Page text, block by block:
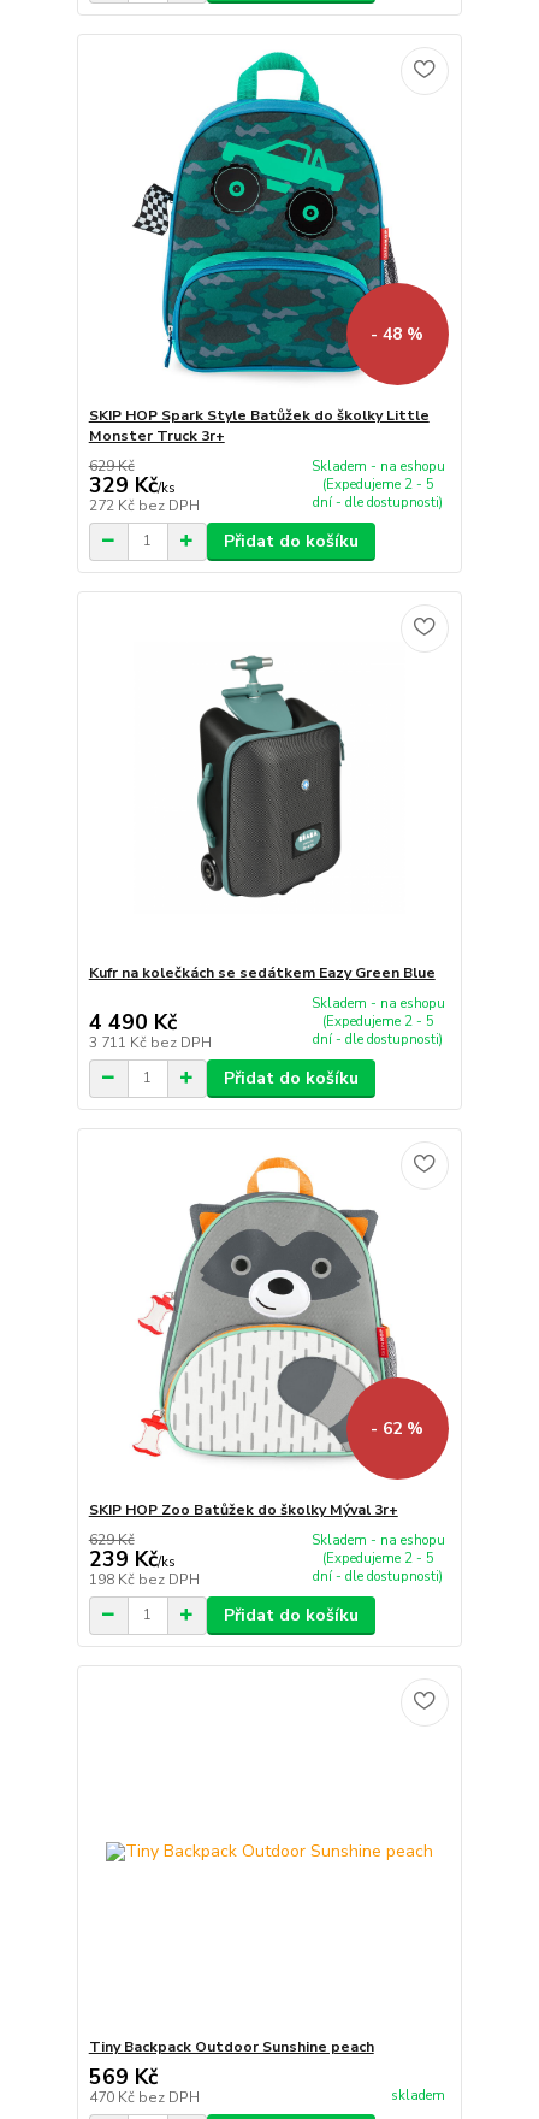
- 48 %
SKIP HOP Spark Style Batůžek do školky Little
Monster Truck 3r+
629 Kč
329 Kč/ks
272 Kč bez DPH
Skladem - na eshopu
(Expedujeme 2 - 5
dní - dle dostupnosti)
Přidat do košíku
Kufr na kolečkách se sedátkem Eazy Green Blue
4 490 Kč
3 711 Kč bez DPH
Skladem - na eshopu
(Expedujeme 2 - 5
dní - dle dostupnosti)
Přidat do košíku
- 62 %
SKIP HOP Zoo Batůžek do školky Mýval 3r+
629 Kč
239 Kč/ks
198 Kč bez DPH
Skladem - na eshopu
(Expedujeme 2 - 5
dní - dle dostupnosti)
Přidat do košíku
Tiny Backpack Outdoor Sunshine peach
569 Kč
470 Kč bez DPH skladem